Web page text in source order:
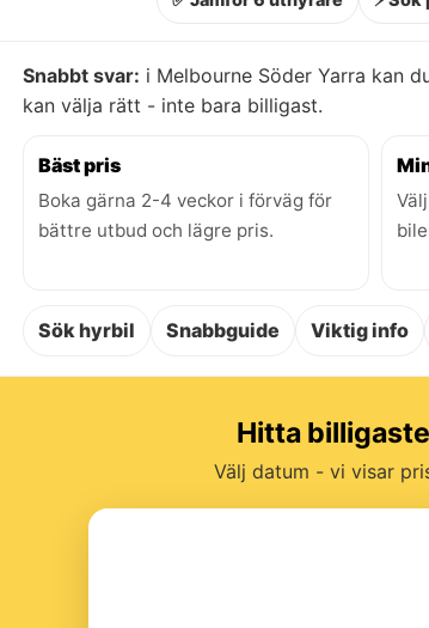
Snabbt svar: i Melbourne Söder Yarra kan
kan välja rätt - inte bara billigast.
Bäst pris
Boka gärna 2-4 veckor i förväg för
bättre utbud och lägre pris.
Sök hyrbil Snabbguide Viktig info
Hitta
Välj datum - vi visar